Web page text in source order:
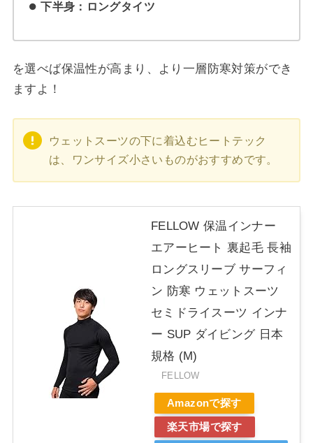
下半身：ロングタイツ
を選べば保温性が高まり、より一層防寒対策ができ
ますよ！
ウェットスーツの下に着込むヒートテック
は、ワンサイズ小さいものがおすすめです。
FELLOW 保温インナー
エアーヒート 裏起毛 長袖
ロングスリーブ サーフィ
ン 防寒 ウェットスーツ
セミドライスーツ インナ
ー SUP ダイビング 日本
規格 (M)
FELLOW
Amazonで探す
楽天市場で探す